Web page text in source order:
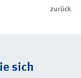
zurück
sich